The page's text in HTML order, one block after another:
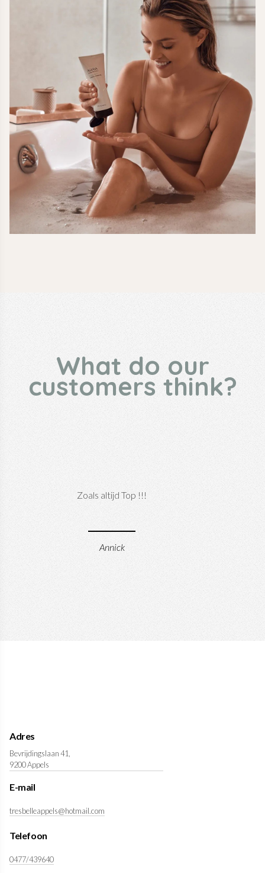
What do our
customers think?
Zoals altijd Top !!!
Annick
Adres
Bevrijdingslaan 41,
9200 Appels
E-mail
tresbelleappels@hotmail.com
Telefoon
0477/439640